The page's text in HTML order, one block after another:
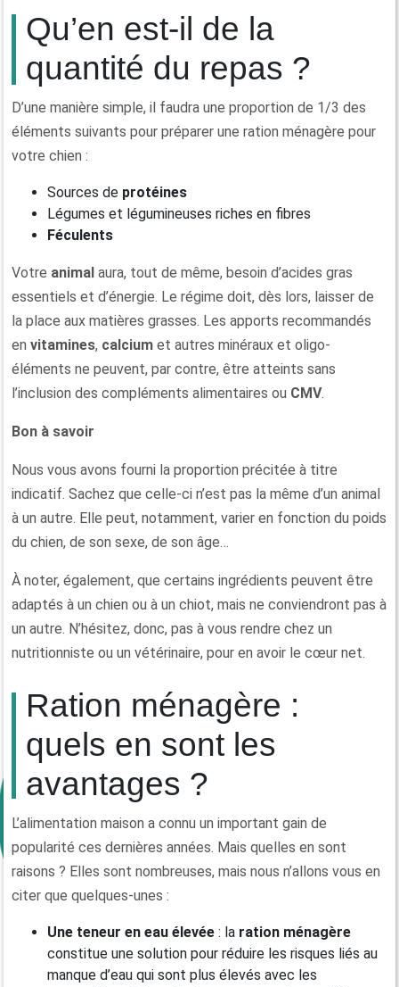
Qu’en est-il de la
quantité du repas ?
D’une manière simple, il faudra une proportion de 1/3 des
éléments suivants pour préparer une ration ménagère pour
votre chien :
Sources de protéines
Légumes et légumineuses riches en fibres
Féculents
Votre animal aura, tout de même, besoin d’acides gras
essentiels et d’énergie. Le régime doit, dès lors, laisser de
la place aux matières grasses. Les apports recommandés
en vitamines, calcium et autres minéraux et oligo-
éléments ne peuvent, par contre, être atteints sans
l’inclusion des compléments alimentaires ou CMV.
Bon à savoir
Nous vous avons fourni la proportion précitée à titre
indicatif. Sachez que celle-ci n’est pas la même d’un animal
à un autre. Elle peut, notamment, varier en fonction du poids
du chien, de son sexe, de son âge…
À noter, également, que certains ingrédients peuvent être
adaptés à un chien ou à un chiot, mais ne conviendront pas à
un autre. N’hésitez, donc, pas à vous rendre chez un
nutritionniste ou un vétérinaire, pour en avoir le cœur net.
Ration ménagère :
quels en sont les
avantages ?
L’alimentation maison a connu un important gain de
popularité ces dernières années. Mais quelles en sont
raisons ? Elles sont nombreuses, mais nous n’allons vous en
citer que quelques-unes :
Une teneur en eau élevée : la ration ménagère
constitue une solution pour réduire les risques liés au
manque d’eau qui sont plus élevés avec les